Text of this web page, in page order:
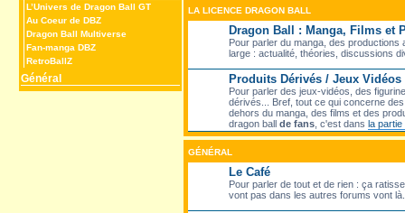
L’Univers de Dragon Ball GT
Au Coeur de DBZ
Dragon Ball Multiverse
Fan-manga DBZ
RetroBallZ
Général
LA LICENCE DRAGON BALL
Dragon Ball : Manga, Films et
Pour parler du manga, des productions
large : actualité, théories, discussions
Produits Dérivés / Jeux Vidéos
Pour parler des jeux-vidéos, des
dérivés... Bref, tout ce qui concerne
dehors du manga, des films et des
dragon ball de fans , c'est dans la partie
GÉNÉRAL
Le Café
Pour parler de tout et de rien : ça
vont pas dans les autres forums vont là.